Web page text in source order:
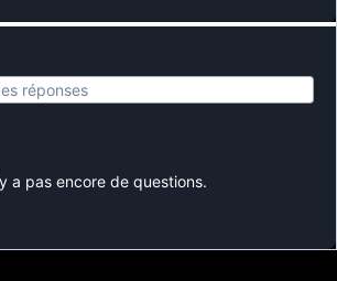
a pas encore de questions.